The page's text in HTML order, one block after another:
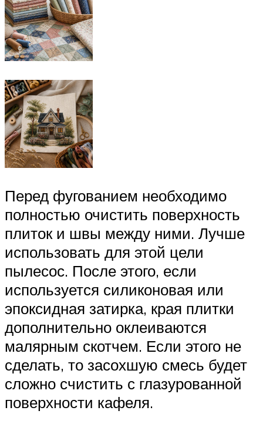
Перед фугованием необходимо
полностью очистить поверхность
плиток и швы между ними. Лучше
использовать для этой цели
пылесос. После этого, если
используется силиконовая или
эпоксидная затирка, края плитки
дополнительно оклеиваются
малярным скотчем. Если этого не
сделать, то засохшую смесь будет
сложно счистить с глазурованной
поверхности кафеля.